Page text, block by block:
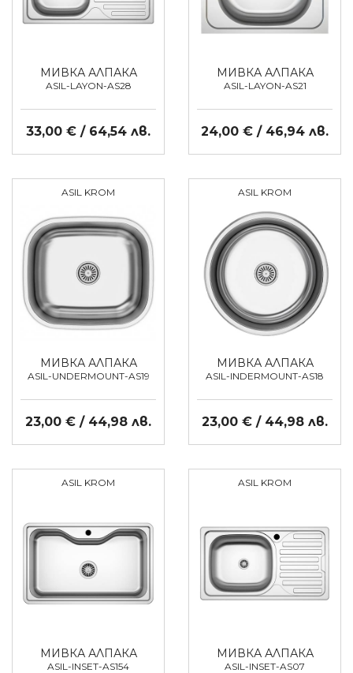
МИВКА АЛПАКА
ASIL-LAYON-AS28
33,00 € / 64,54 лв.
МИВКА АЛПАКА
ASIL-LAYON-AS21
24,00 € / 46,94 лв.
ASIL KROM
МИВКА АЛПАКА
ASIL-UNDERMOUNT-AS19
23,00 € / 44,98 лв.
ASIL KROM
МИВКА АЛПАКА
ASIL-INDERMOUNT-AS18
23,00 € / 44,98 лв.
ASIL KROM
МИВКА АЛПАКА
ASIL-INSET-AS154
ASIL KROM
МИВКА АЛПАКА
ASIL-INSET-AS07